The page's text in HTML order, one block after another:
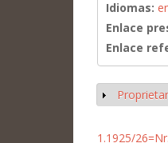
Idiomas:
Enlace
Enlace
Mostrar
1.1925/26=Nr.